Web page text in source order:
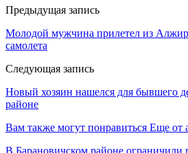
Предыдущая запись
Молодой мужчина прилетел из
самолета
Следующая запись
Новый хозяин нашелся для бывшего
районе
Вам также могут понравиться Еще от
В Барановичском районе ограничили